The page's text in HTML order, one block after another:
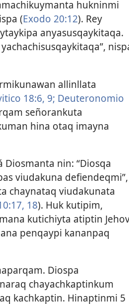
hukninmi
(Exodo 20:12). Rey
anyasusqaykitaqa.
allinllata
18:6, 9; Deuteronomio
señorankuta
hina otaq imayna
Diosmanta nin: “Diosqa
viudakuna defiendeqmi”,
chaynataq viudakunata
18). Huk kutipim,
kutichiyta atiptin
penqaypi kananpaq
Diospa
chayachkaptinkum
kachkaptin. Hinaptinmi 5